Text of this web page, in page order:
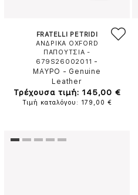
FRATELLI PETRIDI
ΑΝΔΡΙΚΑ OXFORD
ΠΑΠΟΥΤΣΙΑ -
679S26002011 -
ΜΑΥΡΟ - Genuine
Leather
Τρέχουσα τιμή: 145,00 €
Τιμή καταλόγου: 179,00 €